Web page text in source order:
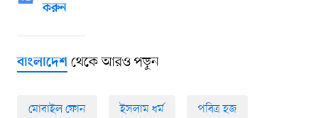
করুন
বাংলাদেশথেকে আরও পড়ুন
মোবাইল ফোন ইসলাম ধর্ম পবিত্র হজ